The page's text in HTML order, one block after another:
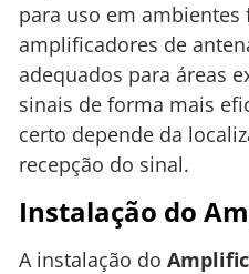
para uso em ambientes
amplificadores de
adequados para áreas
sinais de forma mais
certo depende da
recepção do sinal.
Instalação do
A instalação do